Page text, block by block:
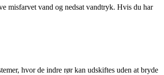
misfarvet vand og nedsat vandtryk. Hvis du har
hvor de indre rør kan udskiftes uden at bryde